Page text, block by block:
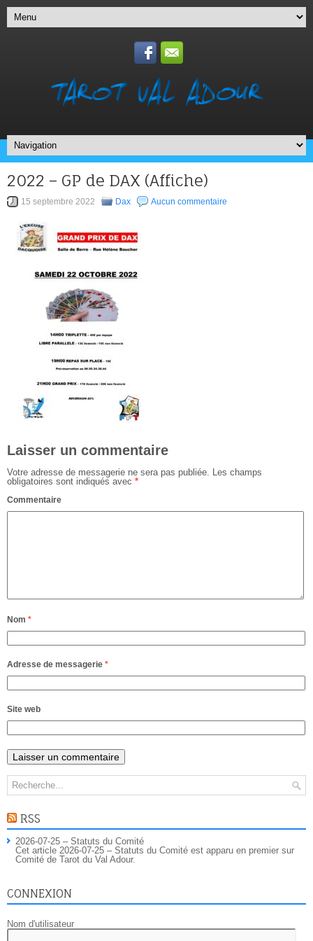
2022 – GP de DAX (Affiche)
15 septembre 2022 Dax Aucun commentaire
Laisser un commentaire
Votre adresse de messagerie ne sera pas publiée. Les champs
obligatoires sont indiqués avec *
Commentaire
Nom *
Adresse de messagerie *
Site web
RSS
2026-07-25 – Statuts du Comité
Cet article 2026-07-25 – Statuts du Comité est apparu en premier sur
Comité de Tarot du Val Adour.
CONNEXION
Nom d'utilisateur